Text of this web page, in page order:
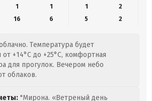
1
1 1
2
16
6 5 2
Температура будет
от +14°C до +25°C, комфортная
для прогулок. Вечером небо
облаков.
"Мирона. «Ветреный день